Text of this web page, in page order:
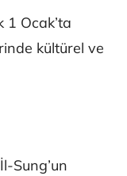
1 Ocak’ta
kültürel ve
Sung’un